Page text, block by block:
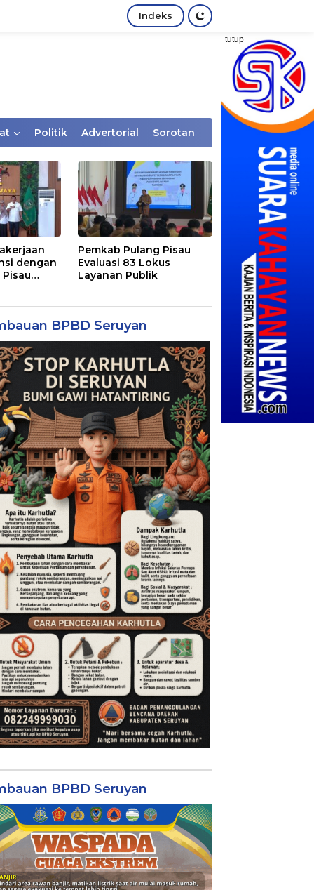
Indeks
tutup
Politik Advertorial Sorotan
dengan
Pemkab Pulang Pisau
Evaluasi 83 Lokus
Layanan Publik
BPBD Seruyan
BPBD Seruyan